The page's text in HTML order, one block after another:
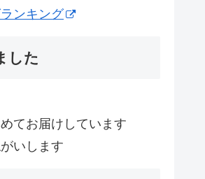
ンキング
した
てお届けしています
いします